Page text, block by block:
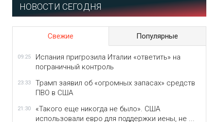
НОВОСТИ СЕГОДНЯ
Свежие Популярные
09:25
Испания пригрозила Италии «ответить» на
пограничный контроль
23:33
Трамп заявил об «огромных запасах» средств
ПВО в США
21:30
«Такого еще никогда не было». США
использовали евро для поддержки иены, не ...